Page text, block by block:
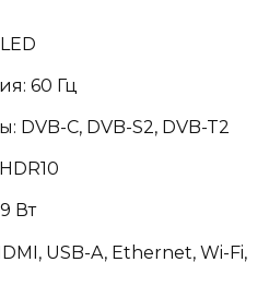
60 Гц
C, DVB-S2, DVB-T2
Вт
USB-A, Ethernet, Wi-Fi,